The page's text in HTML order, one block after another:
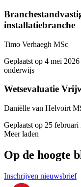
installatiebranche
Timo Verhaegh MSc
Geplaatst op 4 mei 2026
onderwijs
Wetsevaluatie
Daniëlle van Helvoirt
Geplaatst op 25 februari
Meer laden
Op de hoogte
Inschrijven nieuwsbrief